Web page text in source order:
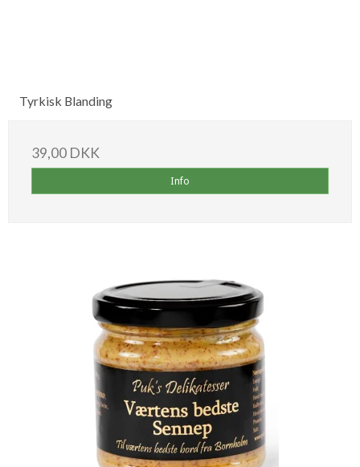
Tyrkisk Blanding
39,00 DKK
Info